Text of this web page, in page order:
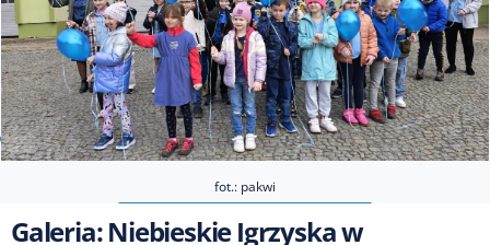
fot.: pakwi
Galeria: Niebieskie Igrzyska w